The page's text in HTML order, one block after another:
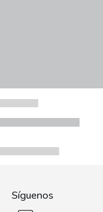
Síguenos